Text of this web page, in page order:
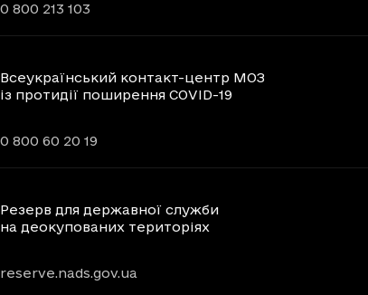
0 800 213 103
Всеукраїнський контакт-центр МОЗ
із протидії поширення COVID-19
0 800 60 20 19
Резерв для державної служби
на деокупованих територіях
reserve.nads.gov.ua